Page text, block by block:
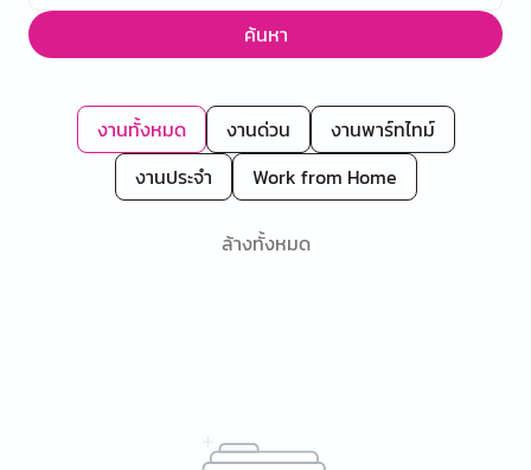
ค้นหา
งานทั้งหมด งานด่วน
งานพาร์ทไทม์
งานประจำ
Work from Home
ล้างทั้งหมด